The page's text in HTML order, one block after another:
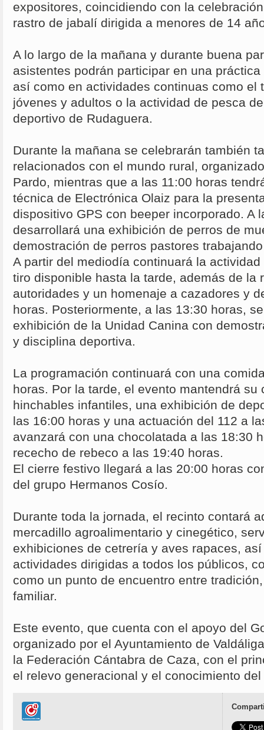
expositores, coincidiendo con la
rastro de jabalí dirigida a menores de 14
A lo largo de la mañana y durante buena
asistentes podrán participar en una
así como en actividades continuas como el
jóvenes y adultos o la actividad de pesca
deportivo de Rudaguera.
Durante la mañana se celebrarán también
relacionados con el mundo rural,
Pardo, mientras que a las 11:00 horas
técnica de Electrónica Olaiz para la
dispositivo GPS con beeper incorporado. A
desarrollará una exhibición de perros de
demostración de perros pastores
A partir del mediodía continuará la
tiro disponible hasta la tarde, además de la
autoridades y un homenaje a cazadores y
horas. Posteriormente, a las 13:30 horas,
exhibición de la Unidad Canina con
y disciplina deportiva.
La programación continuará con una
horas. Por la tarde, el evento mantendrá su
hinchables infantiles, una exhibición de
las 16:00 horas y una actuación del 112 a
avanzará con una chocolatada a las 18:30
rececho de rebeco a las 19:40 horas.
El cierre festivo llegará a las 20:00 horas
del grupo Hermanos Cosío.
Durante toda la jornada, el recinto contará
mercadillo agroalimentario y cinegético,
exhibiciones de cetrería y aves rapaces,
actividades dirigidas a todos los públicos,
como un punto de encuentro entre
familiar.
Este evento, que cuenta con el apoyo del
organizado por el Ayuntamiento de
la Federación Cántabra de Caza, con el
el relevo generacional y el conocimiento